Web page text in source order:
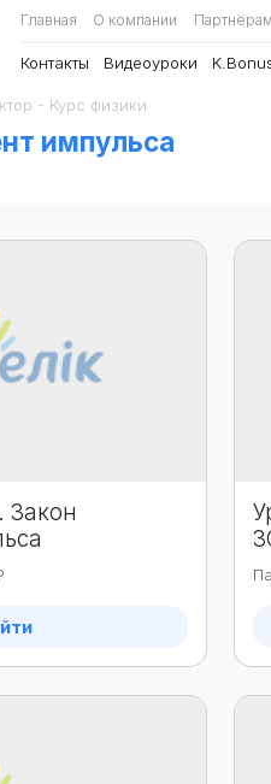
Главная О компании Партнёрам
Контакты Видеоуроки
- Курс физики
импульса
Закон